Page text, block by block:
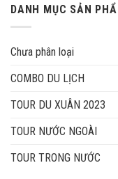
DANH MỤC SẢN
Chưa phân loại
COMBO DU LỊCH
TOUR DU XUÂN 2023
TOUR NƯỚC NGOÀI
TOUR TRONG NƯỚC